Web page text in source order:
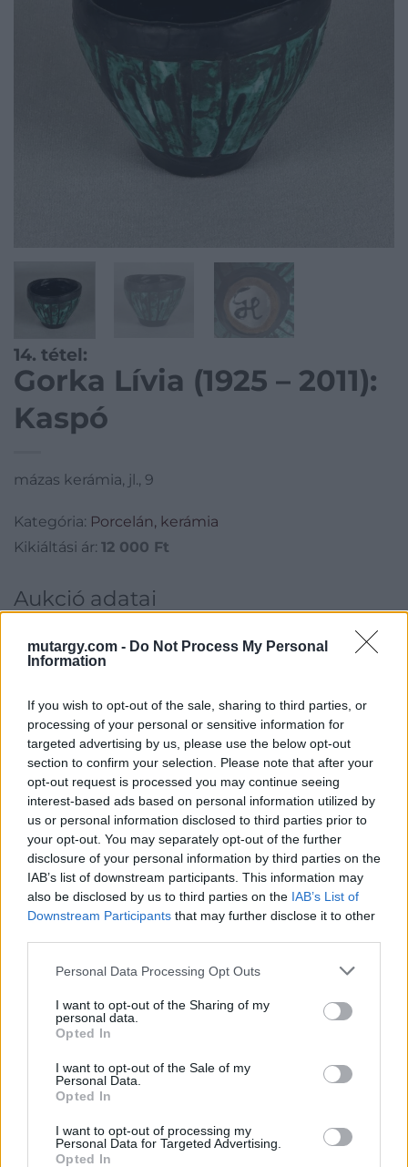
mutargy.com - Do Not Process My Personal
Information
If you wish to opt-out of the sale, sharing to third parties, or
processing of your personal or sensitive information for
targeted advertising by us, please use the below opt-out
section to confirm your selection. Please note that after your
opt-out request is processed you may continue seeing
interest-based ads based on personal information utilized by
us or personal information disclosed to third parties prior to
your opt-out. You may separately opt-out of the further
disclosure of your personal information by third parties on the
IAB’s list of downstream participants. This information may
also be disclosed by us to third parties on the IAB’s List of
Downstream Participants that may further disclose it to other
Personal Data Processing Opt Outs
I want to opt-out of the Sharing of my
personal data.
Opted In
I want to opt-out of the Sale of my
Personal Data.
Opted In
I want to opt-out of processing my
Personal Data for Targeted Advertising.
Opted In
14. tétel:
Gorka Lívia (1925 – 2011):
Kaspó
mázas kerámia, jl., 9
Kategória: Porcelán, kerámia
Kikiáltási ár: 12 000 Ft
Aukció adatai
Aukció dátuma: 2024.01.17
Aukció helye: II. Zsigmond tér 8.
Tételszám: 14
Eladó adatai
Műgyűjtők Háza Kft.
Cím: Dudás Attila
Műgyűjtők Háza kft.
Budapest
1023.Bp. Zsigmond tér 11.
http://www.mugyujtokhaza.hu
Bemutatkozás: 2013 nyarán nyitottuk meg Galériánkat
áron, gyorsan találjanak vevőt műtárgyaikra, az eladók pedig
rendszeresen tudják gazdagítani gyűjteményüket változatos
kínálatunkból. Ezért is rendezünk minden második héten,
szerda esténként online árverést! Kedd-től péntek-ig 11.00-este
18.00 óráig várjuk szeretettel az érdeklődőket.